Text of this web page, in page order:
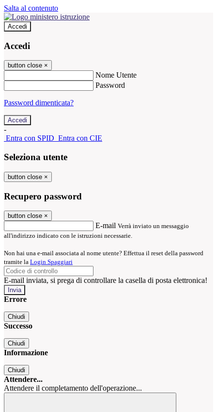
Salta al contenuto
Accedi
Accedi
button close ×
Nome Utente
Password
Password dimenticata?
-
Entra con SPID Entra con CIE
Seleziona utente
button close ×
Recupero password
button close ×
E-mail Verrà inviato un messaggio
all'indirizzo indicato con le istruzioni necessarie.
Non hai una e-mail associata al nome utente? Effettua il reset della password
tramite la Login Spaggiari
E-mail inviata, si prega di controllare la casella di posta elettronica!
Errore
Chiudi
Successo
Chiudi
Informazione
Chiudi
Attendere...
Attendere il completamento dell'operazione...